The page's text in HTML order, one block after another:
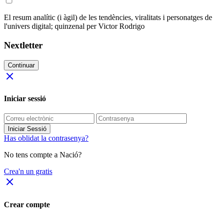
El resum analític (i àgil) de les tendències, viralitats i personatges de
l'univers digital; quinzenal per Victor Rodrigo
Nextletter
Continuar
close
Iniciar sessió
Iniciar Sessió
Has oblidat la contrasenya?
No tens compte a Nació?
Crea'n un gratis
close
Crear compte